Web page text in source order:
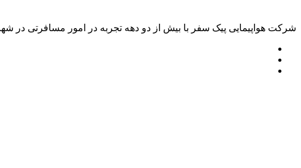
شرکت هواپیمایی پیک سفر با بیش از دو دهه تجربه در امور مسافرتی در